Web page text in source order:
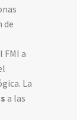
de
FMI a
La
a las